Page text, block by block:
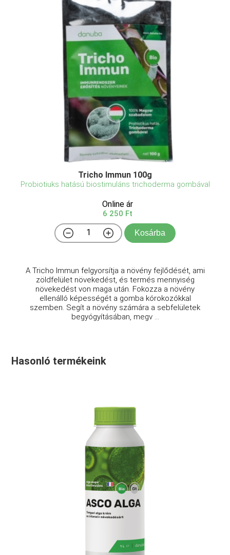
Tricho Immun 100g
Probiotiuks hatású biostimuláns trichoderma gombával
Online ár
6 250 Ft
Kosárba
A Tricho Immun felgyorsítja a növény fejlődését, ami
zöldfelület növekedést, és termés mennyiség
növekedést von maga után. Fokozza a növény
ellenálló képességét a gomba kórokozókkal
szemben. Segít a növény számára a sebfelületek
begyógyításában, megv ...
Hasonló termékeink